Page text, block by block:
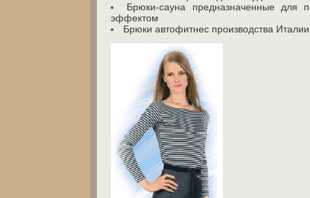
Брюки-сауна предназначенные для
эффектом
Брюки автофитнес производства